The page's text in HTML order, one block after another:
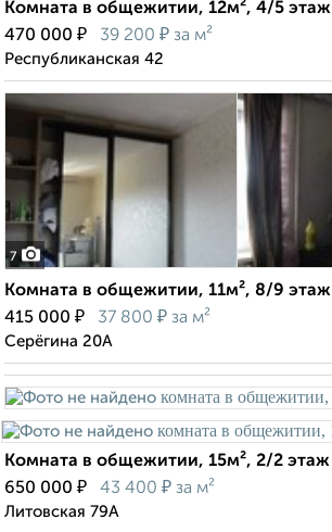
Комната в общежитии, 12м², 4/5 этаж
470 000 ₽ 39 200 ₽ за м²
Республиканская 42
7
Комната в общежитии, 11м², 8/9 этаж
415 000 ₽ 37 800 ₽ за м²
Серёгина 20А
Комната в общежитии, 15м², 2/2 этаж
650 000 ₽ 43 400 ₽ за м²
Литовская 79А